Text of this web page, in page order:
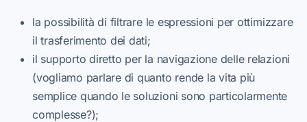
la possibilità di filtrare le espressioni per ottimizzare
il trasferimento dei dati;
il supporto diretto per la navigazione delle relazioni
(vogliamo parlare di quanto rende la vita più
semplice quando le soluzioni sono particolarmente
complesse?);